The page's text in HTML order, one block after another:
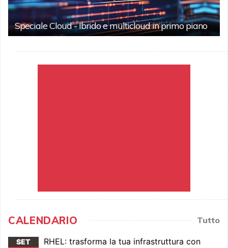
Speciale Cloud - Ibrido e multicloud in primo piano
CALENDARIO Tutto
SET
RHEL: trasforma la tua infrastruttura con